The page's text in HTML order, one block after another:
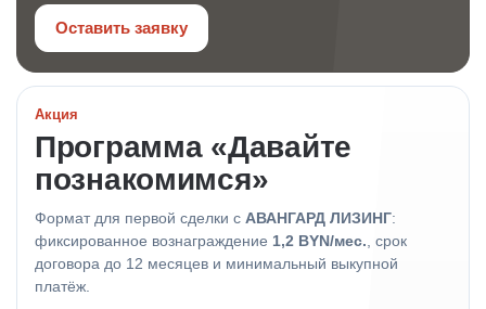
Оставить заявку
Акция
Программа «Давайте
познакомимся»
Формат для первой сделки с АВАНГАРД ЛИЗИНГ:
фиксированное вознаграждение 1,2 BYN/мес. , срок
договора до 12 месяцев и минимальный выкупной
платёж.